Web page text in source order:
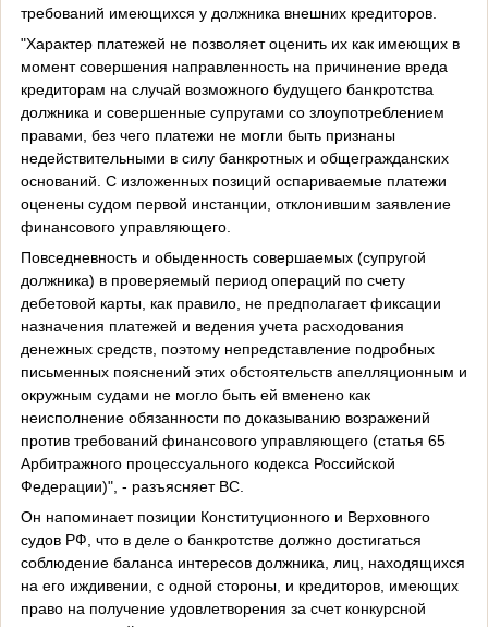
требований имеющихся у должника внешних кредиторов.
"Характер платежей не позволяет оценить их как имеющих в
момент совершения направленность на причинение вреда
кредиторам на случай возможного будущего банкротства
должника и совершенные супругами со злоупотреблением
правами, без чего платежи не могли быть признаны
недействительными в силу банкротных и общегражданских
оснований. С изложенных позиций оспариваемые платежи
оценены судом первой инстанции, отклонившим заявление
финансового управляющего.
Повседневность и обыденность совершаемых (супругой
должника) в проверяемый период операций по счету
дебетовой карты, как правило, не предполагает фиксации
назначения платежей и ведения учета расходования
денежных средств, поэтому непредставление подробных
письменных пояснений этих обстоятельств апелляционным и
окружным судами не могло быть ей вменено как
неисполнение обязанности по доказыванию возражений
против требований финансового управляющего (статья 65
Арбитражного процессуального кодекса Российской
Федерации)", - разъясняет ВС.
Он напоминает позиции Конституционного и Верховного
судов РФ, что в деле о банкротстве должно достигаться
соблюдение баланса интересов должника, лиц, находящихся
на его иждивении, с одной стороны, и кредиторов, имеющих
право на получение удовлетворения за счет конкурсной